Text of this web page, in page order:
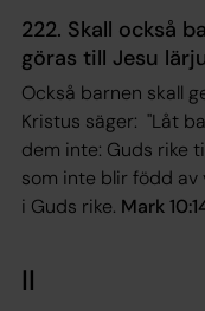
222. Skall också
göras till Jesu
Också barnen skall
Kristus säger: "Låt
dem inte: Guds rike
som inte blir född av
i Guds rike. Mark
II